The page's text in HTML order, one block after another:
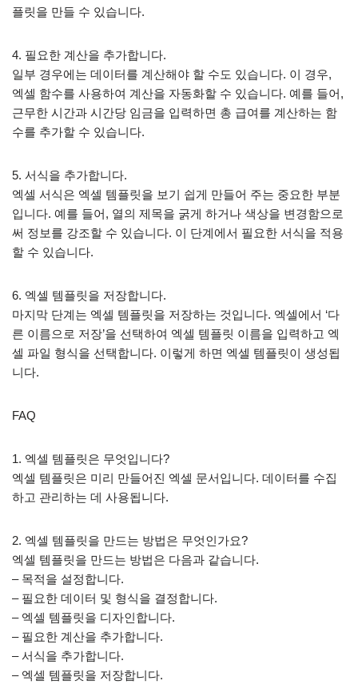
플릿을 만들 수 있습니다.
4. 필요한 계산을 추가합니다.
일부 경우에는 데이터를 계산해야 할 수도 있습니다. 이 경우,
엑셀 함수를 사용하여 계산을 자동화할 수 있습니다. 예를 들어,
근무한 시간과 시간당 임금을 입력하면 총 급여를 계산하는 함
수를 추가할 수 있습니다.
5. 서식을 추가합니다.
엑셀 서식은 엑셀 템플릿을 보기 쉽게 만들어 주는 중요한 부분
입니다. 예를 들어, 열의 제목을 굵게 하거나 색상을 변경함으로
써 정보를 강조할 수 있습니다. 이 단계에서 필요한 서식을 적용
할 수 있습니다.
6. 엑셀 템플릿을 저장합니다.
마지막 단계는 엑셀 템플릿을 저장하는 것입니다. 엑셀에서 ‘다
른 이름으로 저장’을 선택하여 엑셀 템플릿 이름을 입력하고 엑
셀 파일 형식을 선택합니다. 이렇게 하면 엑셀 템플릿이 생성됩
니다.
FAQ
1. 엑셀 템플릿은 무엇입니다?
엑셀 템플릿은 미리 만들어진 엑셀 문서입니다. 데이터를 수집
하고 관리하는 데 사용됩니다.
2. 엑셀 템플릿을 만드는 방법은 무엇인가요?
엑셀 템플릿을 만드는 방법은 다음과 같습니다.
– 목적을 설정합니다.
– 필요한 데이터 및 형식을 결정합니다.
– 엑셀 템플릿을 디자인합니다.
– 필요한 계산을 추가합니다.
– 서식을 추가합니다.
– 엑셀 템플릿을 저장합니다.